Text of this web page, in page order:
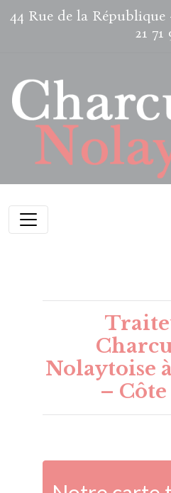
44 Rue de la République
21 71
Nolaytoise
– Côte